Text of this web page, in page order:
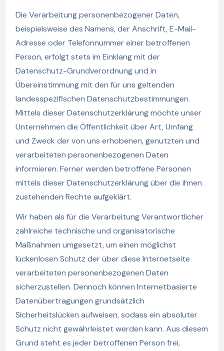
Die Verarbeitung personenbezogener Daten,
beispielsweise des Namens, der Anschrift, E-Mail-
Adresse oder Telefonnummer einer betroffenen
Person, erfolgt stets im Einklang mit der
Datenschutz-Grundverordnung und in
Übereinstimmung mit den für uns geltenden
landesspezifischen Datenschutzbestimmungen.
Mittels dieser Datenschutzerklärung möchte unser
Unternehmen die Öffentlichkeit über Art, Umfang
und Zweck der von uns erhobenen, genutzten und
verarbeiteten personenbezogenen Daten
informieren. Ferner werden betroffene Personen
mittels dieser Datenschutzerklärung über die ihnen
zustehenden Rechte aufgeklärt.
Wir haben als für die Verarbeitung Verantwortlicher
zahlreiche technische und organisatorische
Maßnahmen umgesetzt, um einen möglichst
lückenlosen Schutz der über diese Internetseite
verarbeiteten personenbezogenen Daten
sicherzustellen. Dennoch können Internetbasierte
Datenübertragungen grundsätzlich
Sicherheitslücken aufweisen, sodass ein absoluter
Schutz nicht gewährleistet werden kann. Aus diesem
Grund steht es jeder betroffenen Person frei,